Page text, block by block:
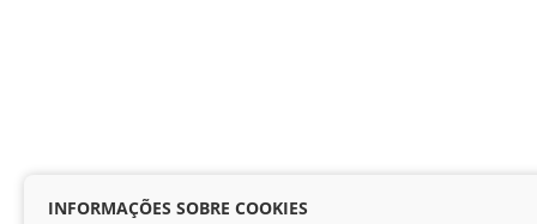
INFORMAÇÕES SOBRE COOKIES